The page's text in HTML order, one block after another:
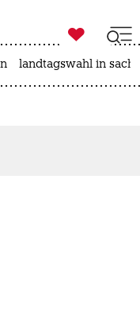

taz zahl ich
landtagswahl in